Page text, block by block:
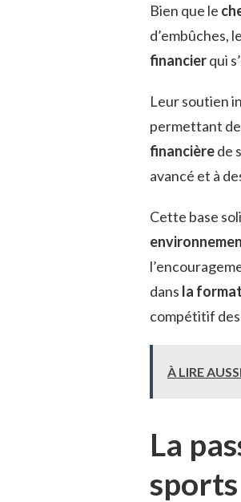
Bien que le
d’embûches,
financierqui
Leur soutien
permettant de
financièrede
avancé et à
Cette base
dans la
compétitif
À LIRE
La